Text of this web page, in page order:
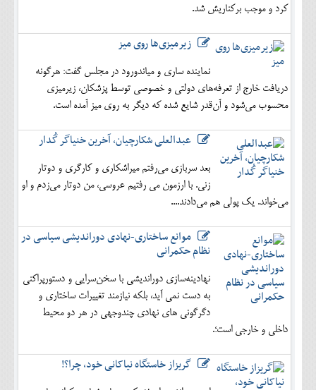
کرد و موجب برکناریش شد.
زیرمیزی‌ها روی میز
نماینده ساری و میاندورود در مجلس گفت: هرگونه
دریافت خارج از تعرفه‌های دولتی و خصوصی توسط پزشکان، زیرمیزی
محسوب می‌شود و آن‌قدر شایع شده که دیگر به روی میز آمده است.
عبدالعلی شکارچیان، آخرین خنیاگر گُدار
بعد سربازی می‌رفتم میراشکاری و کارگری و دوتار
زنی. با ارزمون می رفتیم عروسی، من دوتار می‌زدم و او
می‌خواند. یک پولی هم می‌دادند....
موانع ساختاری-نهادی دوراندیشی سیاسی در
نظام حکمرانی
نهادینه‌سازی دوراندیشی با سخن‌سرایی و دستورپراکنی
به دست نمی آید، بلکه نیازمند تغییرات ساختاری و
دگرگونی های نهادی چندوجهی در هر دو محیط
داخلی و خارجی است؛.
گریزاز خاستگاه نیاکانی خود، چرا؟!